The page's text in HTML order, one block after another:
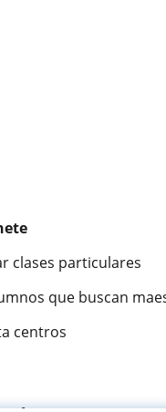
clases particulares
que buscan
centros